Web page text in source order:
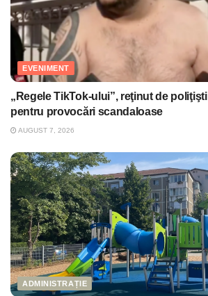
EVENIMENT
„Regele TikTok-ului”, reţinut de
pentru provocări scandaloase
AUGUST 7, 2026
ADMINISTRAȚIE